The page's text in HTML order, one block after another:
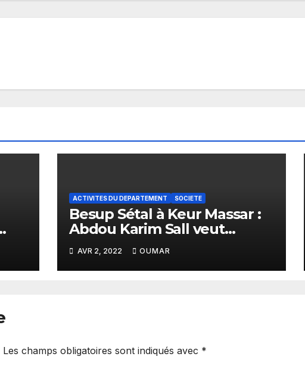
ACTIVITES DU DEPARTEMENT SOCIETE
Besup Sétal à Keur Massar :
Abdou Karim Sall veut
maintenir les acquis
AVR 2, 2022 OUMAR
Les champs obligatoires sont indiqués avec *